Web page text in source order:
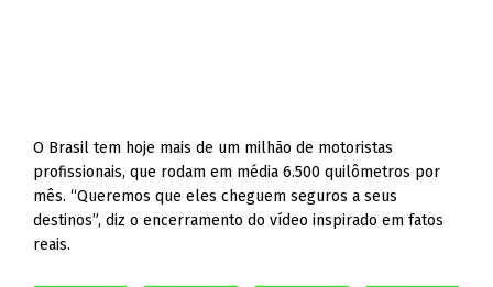
O Brasil tem hoje mais de um milhão de motoristas
profissionais, que rodam em média 6.500 quilômetros por
mês. “Queremos que eles cheguem seguros a seus
destinos”, diz o encerramento do vídeo inspirado em fatos
reais.